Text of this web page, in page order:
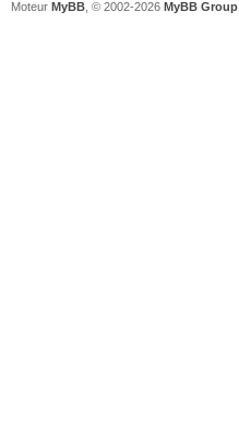
Moteur MyBB , © 2002-2026 MyBB Group